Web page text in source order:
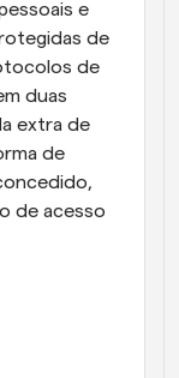
e
de
de
duas
extra de
de
de acesso